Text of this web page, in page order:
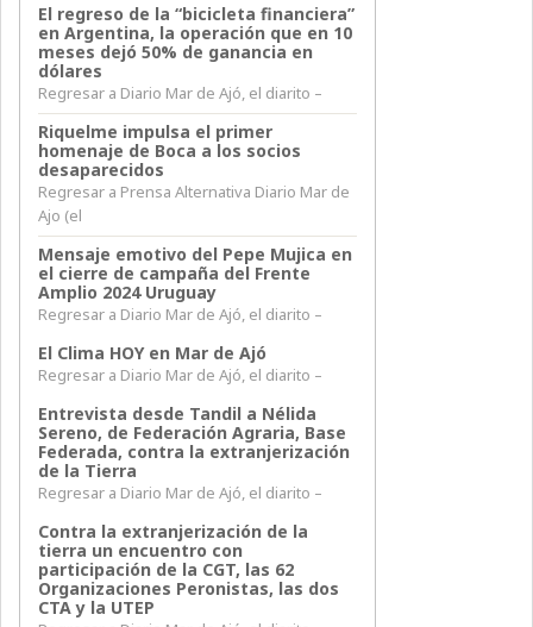
El regreso de la “bicicleta financiera”
en Argentina, la operación que en 10
meses dejó 50% de ganancia en
dólares
Regresar a Diario Mar de Ajó, el diarito –
Riquelme impulsa el primer
homenaje de Boca a los socios
desaparecidos
Regresar a Prensa Alternativa Diario Mar de
Ajo (el
Mensaje emotivo del Pepe Mujica en
el cierre de campaña del Frente
Amplio 2024 Uruguay
Regresar a Diario Mar de Ajó, el diarito –
El Clima HOY en Mar de Ajó
Regresar a Diario Mar de Ajó, el diarito –
Entrevista desde Tandil a Nélida
Sereno, de Federación Agraria, Base
Federada, contra la extranjerización
de la Tierra
Regresar a Diario Mar de Ajó, el diarito –
Contra la extranjerización de la
tierra un encuentro con
participación de la CGT, las 62
Organizaciones Peronistas, las dos
CTA y la UTEP